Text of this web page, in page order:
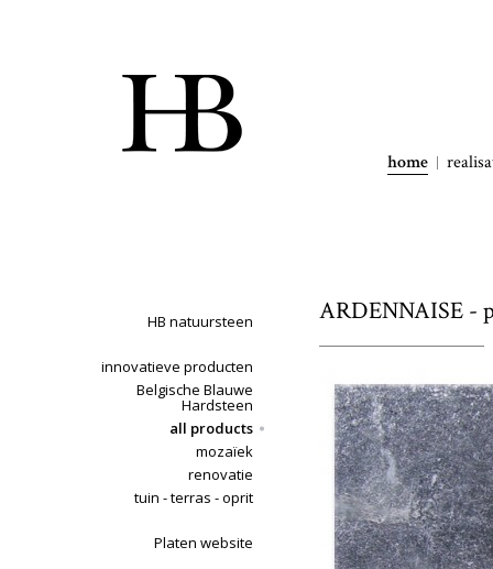
home
HB natuursteen
innovatieve producten
Belgische Blauwe
Hardsteen
all products
mozaïek
renovatie
tuin - terras - oprit
Platen website
ARDENNAISE -